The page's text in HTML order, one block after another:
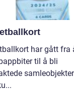
har gått fra
til å bli